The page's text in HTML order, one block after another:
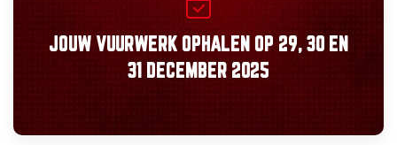
JOUW VUURWERK OPHALEN OP 29, 30 EN
31 DECEMBER 2025